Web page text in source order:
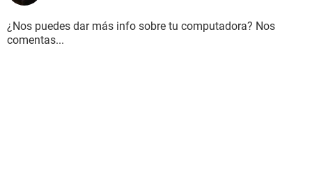
¿Nos puedes dar más info sobre tu computadora? Nos
comentas...